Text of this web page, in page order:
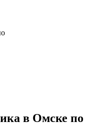
в Омске по